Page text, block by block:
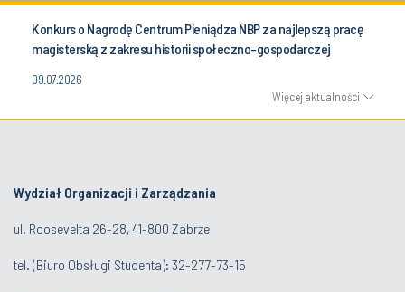
Konkurs o Nagrodę Centrum Pieniądza NBP za najlepszą pracę
magisterską z zakresu historii społeczno-gospodarczej
09.07.2026
Więcej aktualności
Wydział Organizacji i Zarządzania
ul. Roosevelta 26-28, 41-800 Zabrze
tel. (Biuro Obsługi Studenta): 32-277-73-15